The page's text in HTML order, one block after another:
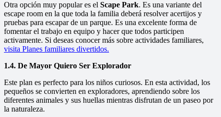
Otra opción muy popular es el Scape Park. Es una variante del
escape room en la que toda la familia deberá resolver acertijos y
pruebas para escapar de un parque. Es una excelente forma de
fomentar el trabajo en equipo y hacer que todos participen
activamente. Si deseas conocer más sobre actividades familiares,
visita Planes familiares divertidos.
1.4. De Mayor Quiero Ser Explorador
Este plan es perfecto para los niños curiosos. En esta actividad, los
pequeños se convierten en exploradores, aprendiendo sobre los
diferentes animales y sus huellas mientras disfrutan de un paseo por
la naturaleza.